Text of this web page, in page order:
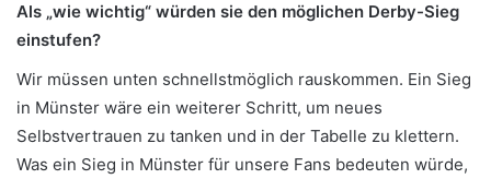
Als „wie wichtig“ würden sie den möglichen Derby-Sieg
einstufen?
Wir müssen unten schnellstmöglich rauskommen. Ein Sieg
in Münster wäre ein weiterer Schritt, um neues
Selbstvertrauen zu tanken und in der Tabelle zu klettern.
Was ein Sieg in Münster für unsere Fans bedeuten würde,